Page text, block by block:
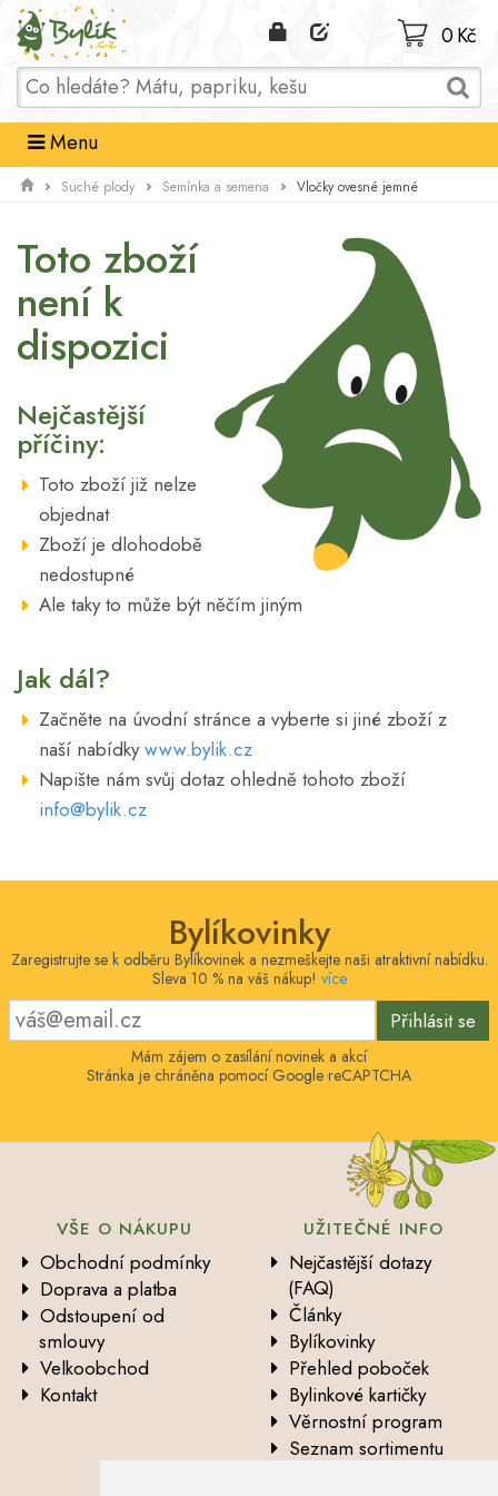
Domů
0 Kč
Menu
Suché plody Semínka a semena Vločky ovesné jemné
Toto zboží
není k
dispozici
Nejčastější
příčiny:
Toto zboží již nelze
objednat
Zboží je dlohodobě
nedostupné
Ale taky to může být něčím jiným
Jak dál?
Začněte na úvodní stránce a vyberte si jiné zboží z
naší nabídkywww.bylik.cz
Napište nám svůj dotaz ohledně tohoto zboží
info@bylik.cz
Bylíkovinky
Zaregistrujte se k odběru Bylíkovinek a nezmeškejte naši atraktivní nabídku.
Sleva 10 % na váš nákup! více
Přihlásit se
Mám zájem o zasílání novinek a akcí
Stránka je chráněna pomocí Google reCAPTCHA
VŠE O NÁKUPU
Obchodní podmínky
Doprava a platba
Odstoupení od
smlouvy
Velkoobchod
Kontakt
UŽITEČNÉ INFO
Nejčastější dotazy
(FAQ)
Články
Bylíkovinky
Přehled poboček
Bylinkové kartičky
Věrnostní program
Seznam sortimentu